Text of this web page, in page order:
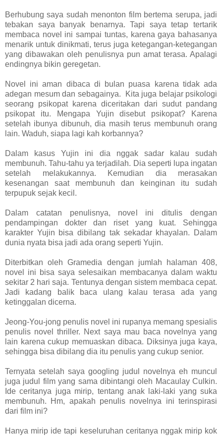
Berhubung saya sudah menonton film bertema serupa, jadi
tebakan saya banyak benarnya. Tapi saya tetap tertarik
membaca novel ini sampai tuntas, karena gaya bahasanya
menarik untuk dinikmati, terus juga ketegangan-ketegangan
yang dibawakan oleh penulisnya pun amat terasa. Apalagi
endingnya bikin geregetan.
Novel ini aman dibaca di bulan puasa karena tidak ada
adegan mesum dan sebagainya. Kita juga belajar psikologi
seorang psikopat karena diceritakan dari sudut pandang
psikopat itu. Mengapa Yujin disebut psikopat? Karena
setelah ibunya dibunuh, dia masih terus membunuh orang
lain. Waduh, siapa lagi kah korbannya?
Dalam kasus Yujin ini dia nggak sadar kalau sudah
membunuh. Tahu-tahu ya terjadilah. Dia seperti lupa ingatan
setelah melakukannya. Kemudian dia merasakan
kesenangan saat membunuh dan keinginan itu sudah
terpupuk sejak kecil.
Dalam catatan penulisnya, novel ini ditulis dengan
pendampingan dokter dan riset yang kuat. Sehingga
karakter Yujin bisa dibilang tak sekadar khayalan. Dalam
dunia nyata bisa jadi ada orang seperti Yujin.
Diterbitkan oleh Gramedia dengan jumlah halaman 408,
novel ini bisa saya selesaikan membacanya dalam waktu
sekitar 2 hari saja. Tentunya dengan sistem membaca cepat.
Jadi kadang balik baca ulang kalau terasa ada yang
ketinggalan dicerna.
Jeong-You-jong penulis novel ini rupanya memang spesialis
penulis novel thriller. Next saya mau baca novelnya yang
lain karena cukup memuaskan dibaca. Diksinya juga kaya,
sehingga bisa dibilang dia itu penulis yang cukup senior.
Ternyata setelah saya googling judul novelnya eh muncul
juga judul film yang sama dibintangi oleh Macaulay Culkin.
Ide ceritanya juga mirip, tentang anak laki-laki yang suka
membunuh. Hm, apakah penulis novelnya ini terinspirasi
dari film ini?
Hanya mirip ide tapi keseluruhan ceritanya nggak mirip kok